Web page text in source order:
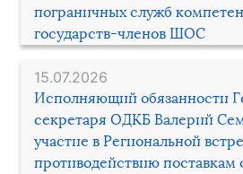
пограничных служб
государств-членов ШОС
15.07.2026
Исполняющий обязанности
секретаря ОДКБ Валерий
участие в Региональной
противодействию поставкам